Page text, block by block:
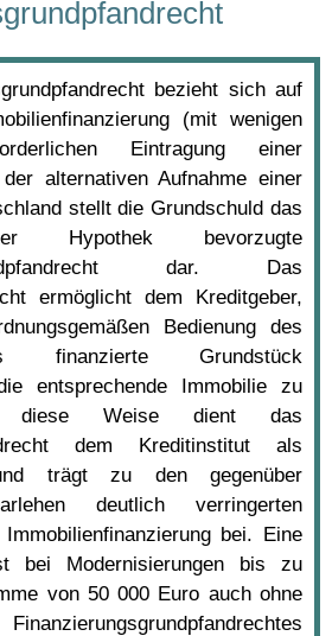
bezieht sich auf
(mit wenigen
Eintragung einer
alternativen Aufnahme einer
stellt die Grundschuld das
Hypothek bevorzugte
dar. Das
ermöglicht dem Kreditgeber,
Bedienung des
finanzierte Grundstück
entsprechende Immobilie zu
diese Weise dient das
dem Kreditinstitut als
trägt zu den gegenüber
deutlich verringerten
bei. Eine
bei Modernisierungen bis zu
von 50 000 Euro auch ohne